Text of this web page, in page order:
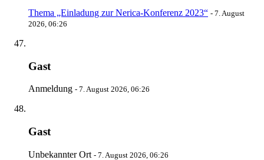
Thema „Einladung zur Nerica-Konferenz 2023“ - 7. August
2026, 06:26
Gast
Anmeldung - 7. August 2026, 06:26
Gast
Unbekannter Ort - 7. August 2026, 06:26